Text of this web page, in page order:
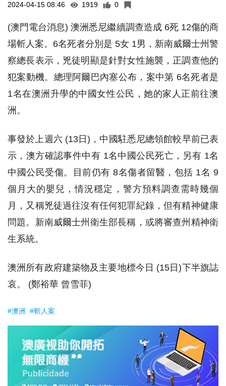
2024-04-15 08:46 1919 0
(澳門電台消息) 澳洲悉尼繼續調查造成 6死 12傷的商
場斬人案。6名死者分別是 5女 1男，新南威爾士州警
察總長表示，兇徒明顯是針對女性施襲，正調查他的
犯案動機。總理阿爾巴內塞公布，案中第 6名死者是
1名在澳洲升學的中國女性公民，她的家人正前往澳
洲。
事發於上週六 (13日)，中國駐悉尼總領館較早前已表
示，澳方確認事件中有 1名中國公民死亡，另有 1名
中國公民受傷。目前仍有 8名傷者留醫，包括 1名 9
個月大的嬰兒，情況穩定，警方預料調查需時幾個
月，又稱兇徒過往沒有任何犯罪紀錄，但有精神健康
問題。新南威爾士州衛生部長稱，或將審查州精神衛
生系統。
澳洲所有政府建築物及主要地標今日 (15日)下半旗誌
哀。 (鄭裕華 曾雪菲)
#澳洲 #斬人案